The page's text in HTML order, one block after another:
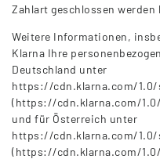
Zahlart geschlossen werden
Weitere Informationen,
Klarna Ihre
Deutschland unter
https://cdn.klarna.com/
(https://cdn.klarna.com/
und für Österreich unter
https://cdn.klarna.com/
(https://cdn.klarna.com/